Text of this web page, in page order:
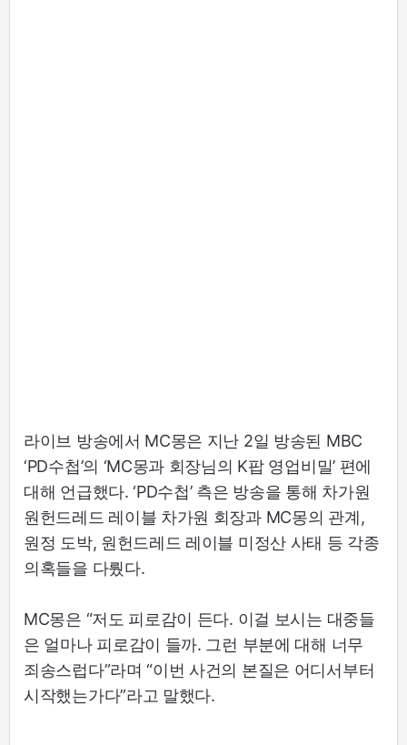
라이브 방송에서 MC몽은 지난 2일 방송된 MBC
‘PD수첩’의 ‘MC몽과 회장님의 K팝 영업비밀’ 편에
대해 언급했다. ‘PD수첩’ 측은 방송을 통해 차가원
원헌드레드 레이블 차가원 회장과 MC몽의 관계,
원정 도박, 원헌드레드 레이블 미정산 사태 등 각종
의혹들을 다뤘다.
MC몽은 “저도 피로감이 든다. 이걸 보시는 대중들
은 얼마나 피로감이 들까. 그런 부분에 대해 너무
죄송스럽다”라며 “이번 사건의 본질은 어디서부터
시작했는가다”라고 말했다.